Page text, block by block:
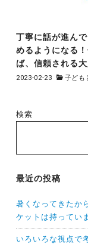
丁寧に話が進ん
めるようになる
ば、信頼される大
2023-02-23 子ども
検索
最近の投稿
暑くなってきたか
ケットは持ってい
いろいろな視点で